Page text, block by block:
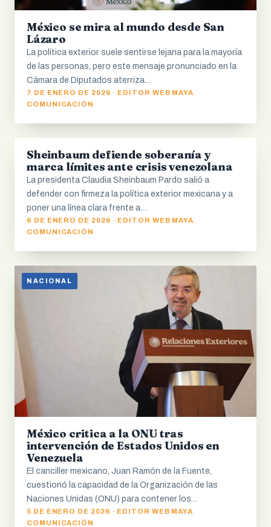
México se mira al mundo desde San
Lázaro
La política exterior suele sentirse lejana para la mayoría
de las personas, pero este mensaje pronunciado en la
Cámara de Diputados aterriza…
7 DE ENERO DE 2026 · EDITOR WEB MAYA
COMUNICACIÓN
NACIONAL
Sheinbaum defiende soberanía y
marca límites ante crisis venezolana
La presidenta Claudia Sheinbaum Pardo salió a
defender con firmeza la política exterior mexicana y a
poner una línea clara frente a…
6 DE ENERO DE 2026 · EDITOR WEB MAYA
COMUNICACIÓN
NACIONAL
México critica a la ONU tras
intervención de Estados Unidos en
Venezuela
El canciller mexicano, Juan Ramón de la Fuente,
cuestionó la capacidad de la Organización de las
Naciones Unidas (ONU) para contener los…
5 DE ENERO DE 2026 · EDITOR WEB MAYA
COMUNICACIÓN